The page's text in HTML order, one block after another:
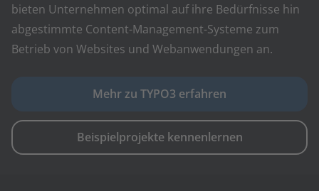
bieten Unternehmen optimal auf ihre Bedürfnisse hin
abgestimmte Content-Management-Systeme zum
Betrieb von Websites und Webanwendungen an.
Mehr zu TYPO3 erfahren
Beispielprojekte kennenlernen